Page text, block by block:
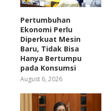
Pertumbuhan
Ekonomi Perlu
Diperkuat Mesin
Baru, Tidak Bisa
Hanya Bertumpu
pada Konsumsi
August 6, 2026